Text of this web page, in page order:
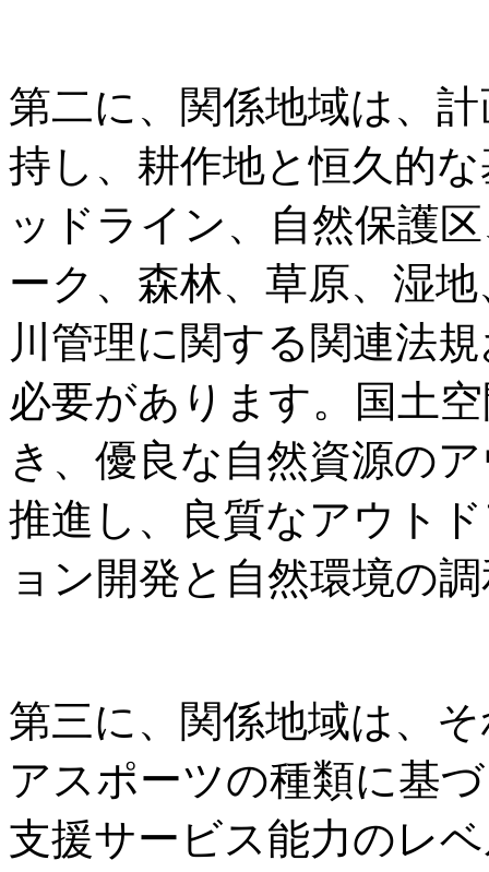
第二に、関係地域は、
持し、耕作地と恒久的
ッドライン、自然保護
ーク、森林、草原、湿
川管理に関する関連法
必要があります。国土
き、優良な自然資源の
推進し、良質なアウト
ョン開発と自然環境の
第三に、関係地域は、
アスポーツの種類に基
支援サービス能力のレ